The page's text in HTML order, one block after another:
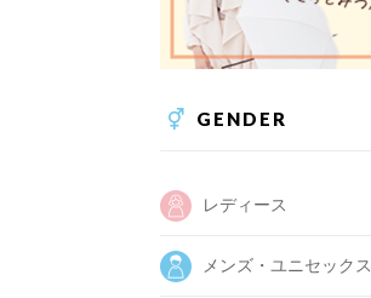
GENDER
レディース
メンズ・ユニセックス